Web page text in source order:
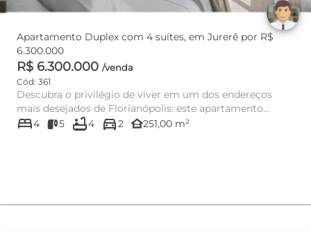
Apartamento Duplex com 4 suítes, em Jurerê por R$
6.300.000
R$ 6.300.000 /venda
Cód: 361
Descubra o privilégio de viver em um dos endereços
mais desejados de Florianópolis: este apartamento
exclusivo em Jurerê...
bed4 5 bathtub4 directions_car2 other_houses251,00 m²